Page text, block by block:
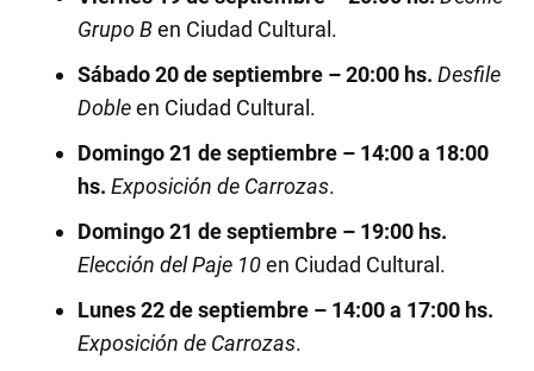
Grupo Ben Ciudad Cultural.
Sábado 20 de septiembre – 20:00 hs. Desfile
Dobleen Ciudad Cultural.
Domingo 21 de septiembre – 14:00 a 18:00
hs. Exposición de Carrozas.
Domingo 21 de septiembre – 19:00 hs.
Elección del Paje 10en Ciudad Cultural.
Lunes 22 de septiembre – 14:00 a 17:00 hs.
Exposición de Carrozas.